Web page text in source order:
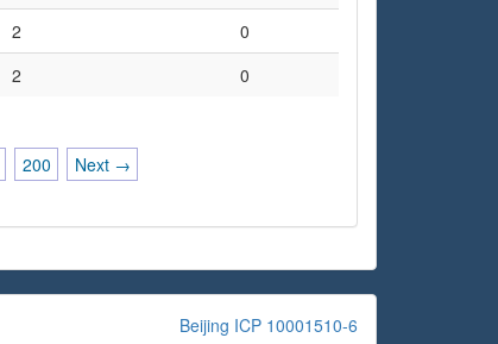
2
0
2 0
200 Next →
Beijing ICP 10001510-6